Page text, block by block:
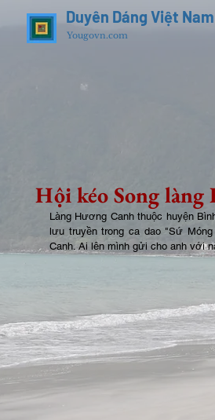
Duyên Dáng Việt Nam
Yougovn.com
Hội kéo Song
Làng Hương Canh thuộc huyện
lưu truyền trong ca dao "Sứ
Canh. Ai lên mình gửi cho anh với